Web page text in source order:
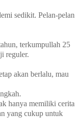
sedikit. Pelan-pelan
terkumpullah 25
reguler.
akan berlalu, mau
hanya memiliki cerita
yang cukup untuk